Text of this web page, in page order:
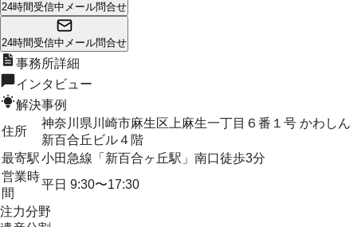
24時間受信中 メール問合せ
24時間受信中 メール問合せ
事務所詳細
インタビュー
解決事例
住所
神奈川県川崎市麻生区上麻生一丁目６番１号 かわしん
新百合丘ビル４階
最寄駅小田急線「新百合ヶ丘駅」南口徒歩3分
営業時
間
平日 9:30〜17:30
注力分野